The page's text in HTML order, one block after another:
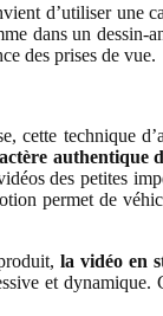
d’utiliser une
dans un dessin-
des prises de vue.
cette technique
authentique
des petites
permet de
la vidéo en
et